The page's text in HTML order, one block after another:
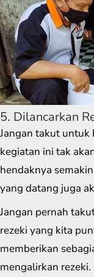
5. Dilancarkan
Jangan takut untuk
kegiatan ini tak
hendaknya
yang datang juga
Jangan pernah
rezeki yang kita
memberikan
mengalirkan